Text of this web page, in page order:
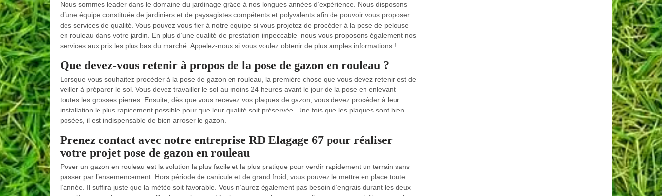
Nous sommes leader dans le domaine du jardinage grâce à nos longues années d’expérience. Nous disposons
d’une équipe constituée de jardiniers et de paysagistes compétents et polyvalents afin de pouvoir vous proposer
des services de qualité. Vous pouvez vous fier à notre équipe si vous projetez de procéder à la pose de pelouse
en rouleau dans votre jardin. En plus d’une qualité de prestation impeccable, nous vous proposons également nos
services aux prix les plus bas du marché. Appelez-nous si vous voulez obtenir de plus amples informations !
Que devez-vous retenir à propos de la pose de gazon en rouleau ?
Lorsque vous souhaitez procéder à la pose de gazon en rouleau, la première chose que vous devez retenir est de
veiller à préparer le sol. Vous devez travailler le sol au moins 24 heures avant le jour de la pose en enlevant
toutes les grosses pierres. Ensuite, dès que vous recevez vos plaques de gazon, vous devez procéder à leur
installation le plus rapidement possible pour que leur qualité soit préservée. Une fois que les plaques sont bien
posées, il est indispensable de bien arroser le gazon.
Prenez contact avec notre entreprise RD Elagage 67 pour réaliser
votre projet pose de gazon en rouleau
Poser un gazon en rouleau est la solution la plus facile et la plus pratique pour verdir rapidement un terrain sans
passer par l’ensemencement. Hors période de canicule et de grand froid, vous pouvez le mettre en place toute
l’année. Il suffira juste que la météo soit favorable. Vous n’aurez également pas besoin d’engrais durant les deux